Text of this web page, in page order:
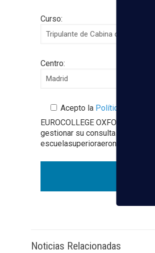
Curso:
Centro:
Acepto la Política de
EUROCOLLEGE OXFORD
gestionar su consulta y darle
Noticias Relacionadas